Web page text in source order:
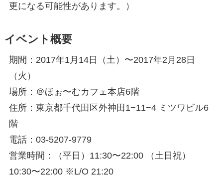
更になる可能性があります。）
イベント概要
期間：2017年1月14日（土）〜2017年2月28日
（火）
場所：＠ほぉ〜むカフェ本店6階
住所：東京都千代田区外神田1−11−4 ミツワビル6
階
電話：03-5207-9779
営業時間：（平日）11:30〜22:00 （土日祝）
10:30〜22:00 ※L/O 21:20